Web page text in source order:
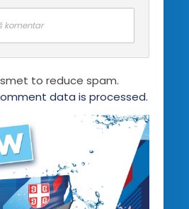
komentar
to reduce spam.
data is processed.